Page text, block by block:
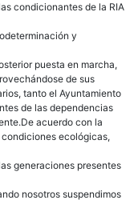
condicionantes de la RIA
y
puesta en marcha,
de sus
tanto el Ayuntamiento
de las dependencias
acuerdo con la
condiciones ecológicas,
generaciones presentes
nosotros suspendimos